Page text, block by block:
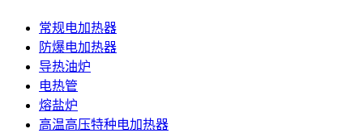
常规电加热器
防爆电加热器
导热油炉
电热管
熔盐炉
高温高压特种电加热器